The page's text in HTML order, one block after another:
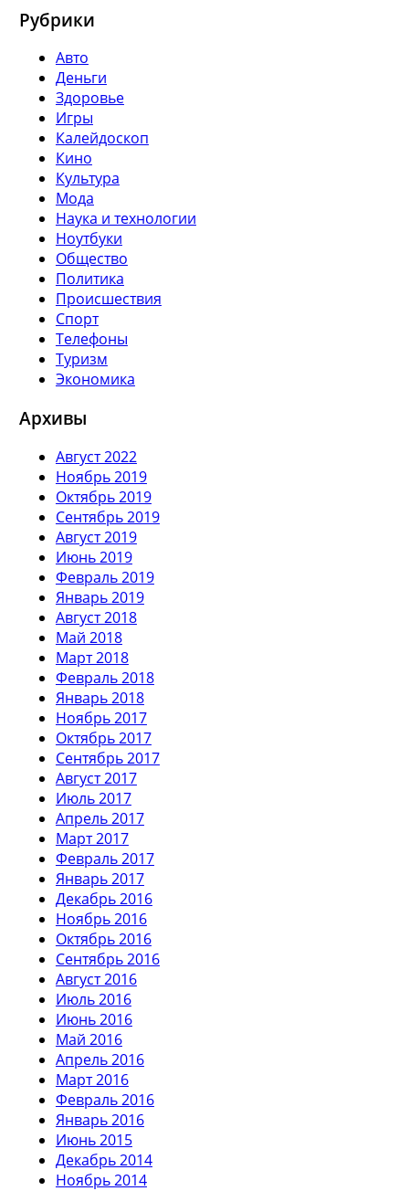
Рубрики
Авто
Деньги
Здоровье
Игры
Калейдоскоп
Кино
Культура
Мода
Наука и технологии
Ноутбуки
Общество
Политика
Происшествия
Спорт
Телефоны
Туризм
Экономика
Архивы
Август 2022
Ноябрь 2019
Октябрь 2019
Сентябрь 2019
Август 2019
Июнь 2019
Февраль 2019
Январь 2019
Август 2018
Май 2018
Март 2018
Февраль 2018
Январь 2018
Ноябрь 2017
Октябрь 2017
Сентябрь 2017
Август 2017
Июль 2017
Апрель 2017
Март 2017
Февраль 2017
Январь 2017
Декабрь 2016
Ноябрь 2016
Октябрь 2016
Сентябрь 2016
Август 2016
Июль 2016
Июнь 2016
Май 2016
Апрель 2016
Март 2016
Февраль 2016
Январь 2016
Июнь 2015
Декабрь 2014
Ноябрь 2014